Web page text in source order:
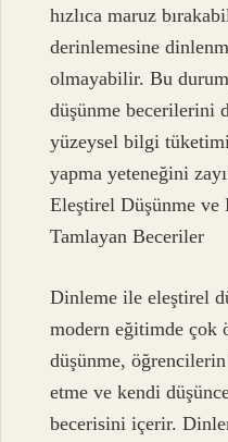
hızlıca maruz
derinlemesine
olmayabilir. Bu
düşünme becerilerini
yüzeysel bilgi
yapma yeteneğini
Eleştirel Düşünme
Tamlayan Beceriler
Dinleme ile eleştirel
modern eğitimde çok
düşünme,
etme ve kendi
becerisini içerir.